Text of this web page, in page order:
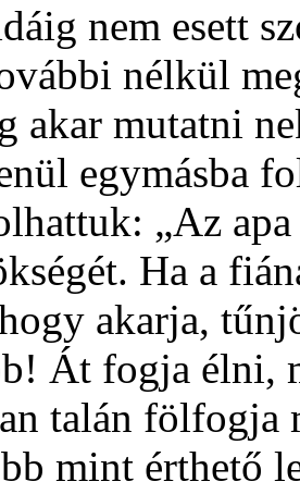
nem esett
nélkül
akar mutatni
egymásba
„Az
Ha a
akarja,
Át fogja élni,
talán fölfogja
mint érthető